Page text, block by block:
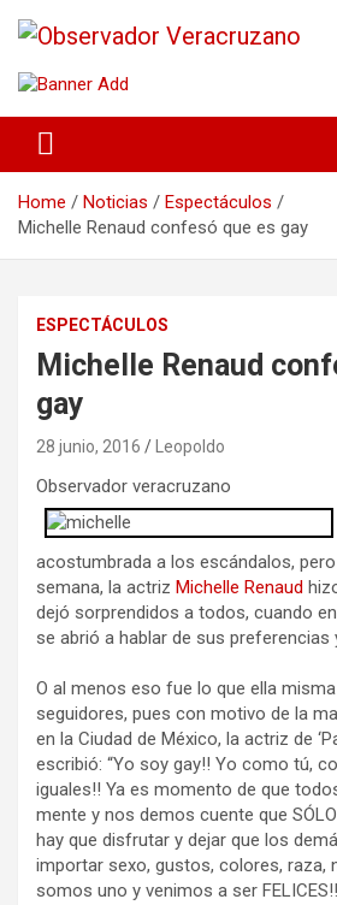
Observador
Home Noticias
Espectáculos
Michelle Renaud confesó que es gay
ESPECTÁCULOS
Michelle Renaud
gay
28 junio, 2016 Leopoldo
Observador veracruzano
acostumbrada a los escándalos,
semana, la actriz Michelle Renaud
dejó sorprendidos a todos, cuando
se abrió a hablar de sus preferencias
O al menos eso fue lo que ella
seguidores, pues con motivo de la
en la Ciudad de México, la actriz de
escribió: “Yo soy gay!! Yo como tú,
iguales!! Ya es momento de que
mente y nos demos cuente que
hay que disfrutar y dejar que los
importar sexo, gustos, colores, raza,
somos uno y venimos a ser